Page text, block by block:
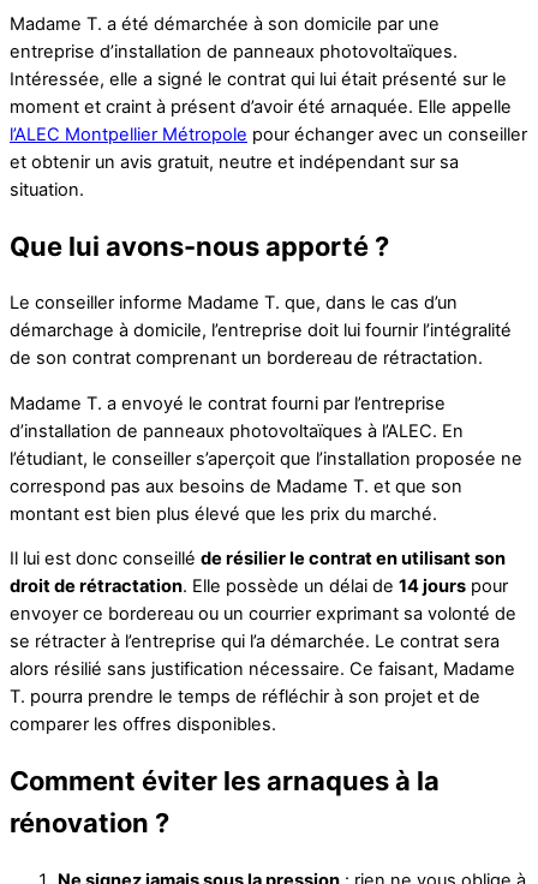
Madame T. a été démarchée à son domicile par une
entreprise d’installation de panneaux photovoltaïques.
Intéressée, elle a signé le contrat qui lui était présenté sur le
moment et craint à présent d’avoir été arnaquée. Elle appelle
l’ALEC Montpellier Métropole pour échanger avec un conseiller
et obtenir un avis gratuit, neutre et indépendant sur sa
situation.
Que lui avons-nous apporté ?
Le conseiller informe Madame T. que, dans le cas d’un
démarchage à domicile, l’entreprise doit lui fournir l’intégralité
de son contrat comprenant un bordereau de rétractation.
Madame T. a envoyé le contrat fourni par l’entreprise
d’installation de panneaux photovoltaïques à l’ALEC. En
l’étudiant, le conseiller s’aperçoit que l’installation proposée ne
correspond pas aux besoins de Madame T. et que son
montant est bien plus élevé que les prix du marché.
Il lui est donc conseillé de résilier le contrat en utilisant son
droit de rétractation. Elle possède un délai de 14 jours pour
envoyer ce bordereau ou un courrier exprimant sa volonté de
se rétracter à l’entreprise qui l’a démarchée. Le contrat sera
alors résilié sans justification nécessaire. Ce faisant, Madame
T. pourra prendre le temps de réfléchir à son projet et de
comparer les offres disponibles.
Comment éviter les arnaques à la
rénovation ?